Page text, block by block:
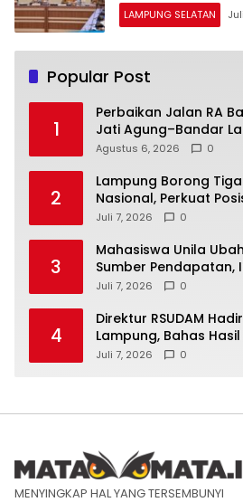
LAMPUNG SELATAN
Popular Post
1
Perbaikan Jalan RA
Jati Agung–Bandar
Lancar
Agustus 6, 2026 0
2
Lampung Borong
Nasional, Perkuat
Penggerak Ekonomi
Juli 7, 2026 0
3
Mahasiswa Unila
Sumber Pendapatan,
Krui Raih Pengakuan
Juli 7, 2026 0
4
Direktur RSUDAM
Lampung, Bahas
Laporan Keuangan
Juli 7, 2026 0
MENYINGKAP HAL YANG TERSEMBUNYI